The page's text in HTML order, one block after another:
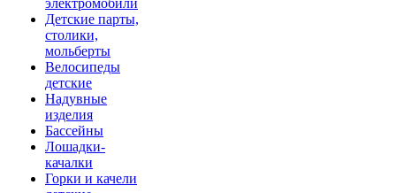
электромобили
Детские парты,
столики,
мольберты
Велосипеды
детские
Надувные
изделия
Бассейны
Лошадки-
качалки
Горки и качели